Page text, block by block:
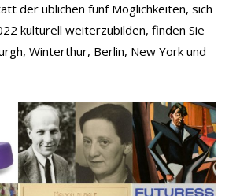
der üblichen fünf Möglichkeiten, sich
kulturell weiterzubilden, finden Sie
Winterthur, Berlin, New York und